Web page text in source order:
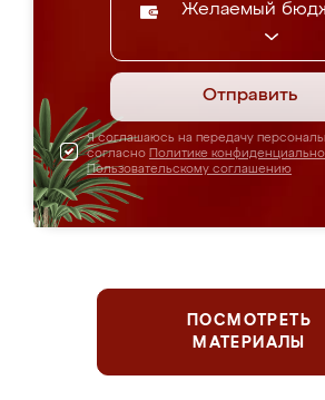
Желаемый
Отправить
Я соглашаюсь на передачу
согласно Политике
Пользовательскому соглашению
ПОСМОТРЕТЬ
МАТЕРИАЛЫ